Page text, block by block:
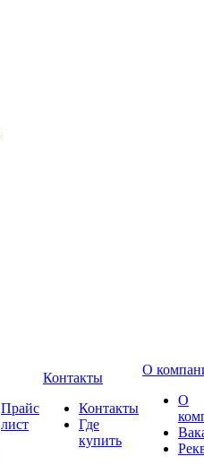
Прайс
лист
Контакты
Контакты
Где
купить
О
О